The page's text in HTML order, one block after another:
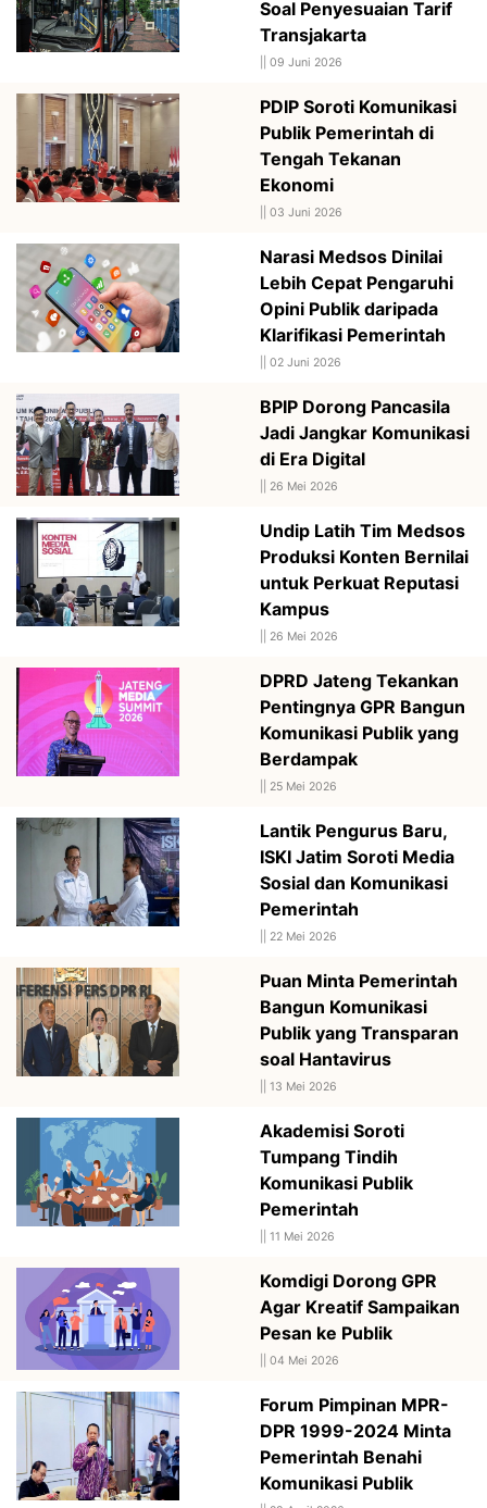
Soal Penyesuaian Tarif
Transjakarta
09 Juni 2026
PDIP Soroti Komunikasi
Publik Pemerintah di
Tengah Tekanan
Ekonomi
03 Juni 2026
Narasi Medsos Dinilai
Lebih Cepat Pengaruhi
Opini Publik daripada
Klarifikasi Pemerintah
02 Juni 2026
BPIP Dorong Pancasila
Jadi Jangkar Komunikasi
di Era Digital
26 Mei 2026
Undip Latih Tim Medsos
Produksi Konten Bernilai
untuk Perkuat Reputasi
Kampus
26 Mei 2026
DPRD Jateng Tekankan
Pentingnya GPR Bangun
Komunikasi Publik yang
Berdampak
25 Mei 2026
Lantik Pengurus Baru,
ISKI Jatim Soroti Media
Sosial dan Komunikasi
Pemerintah
22 Mei 2026
Puan Minta Pemerintah
Bangun Komunikasi
Publik yang Transparan
soal Hantavirus
13 Mei 2026
Akademisi Soroti
Tumpang Tindih
Komunikasi Publik
Pemerintah
11 Mei 2026
Komdigi Dorong GPR
Agar Kreatif Sampaikan
Pesan ke Publik
04 Mei 2026
Forum Pimpinan MPR-
DPR 1999-2024 Minta
Pemerintah Benahi
Komunikasi Publik